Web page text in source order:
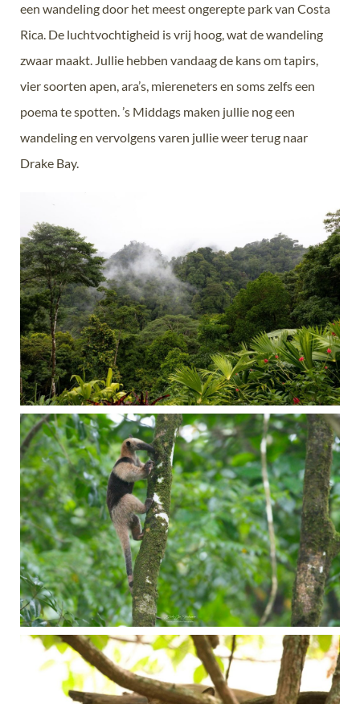
een wandeling door het meest ongerepte park van Costa
Rica. De luchtvochtigheid is vrij hoog, wat de wandeling
zwaar maakt. Jullie hebben vandaag de kans om tapirs,
vier soorten apen, ara’s, miereneters en soms zelfs een
poema te spotten. ’s Middags maken jullie nog een
wandeling en vervolgens varen jullie weer terug naar
Drake Bay.